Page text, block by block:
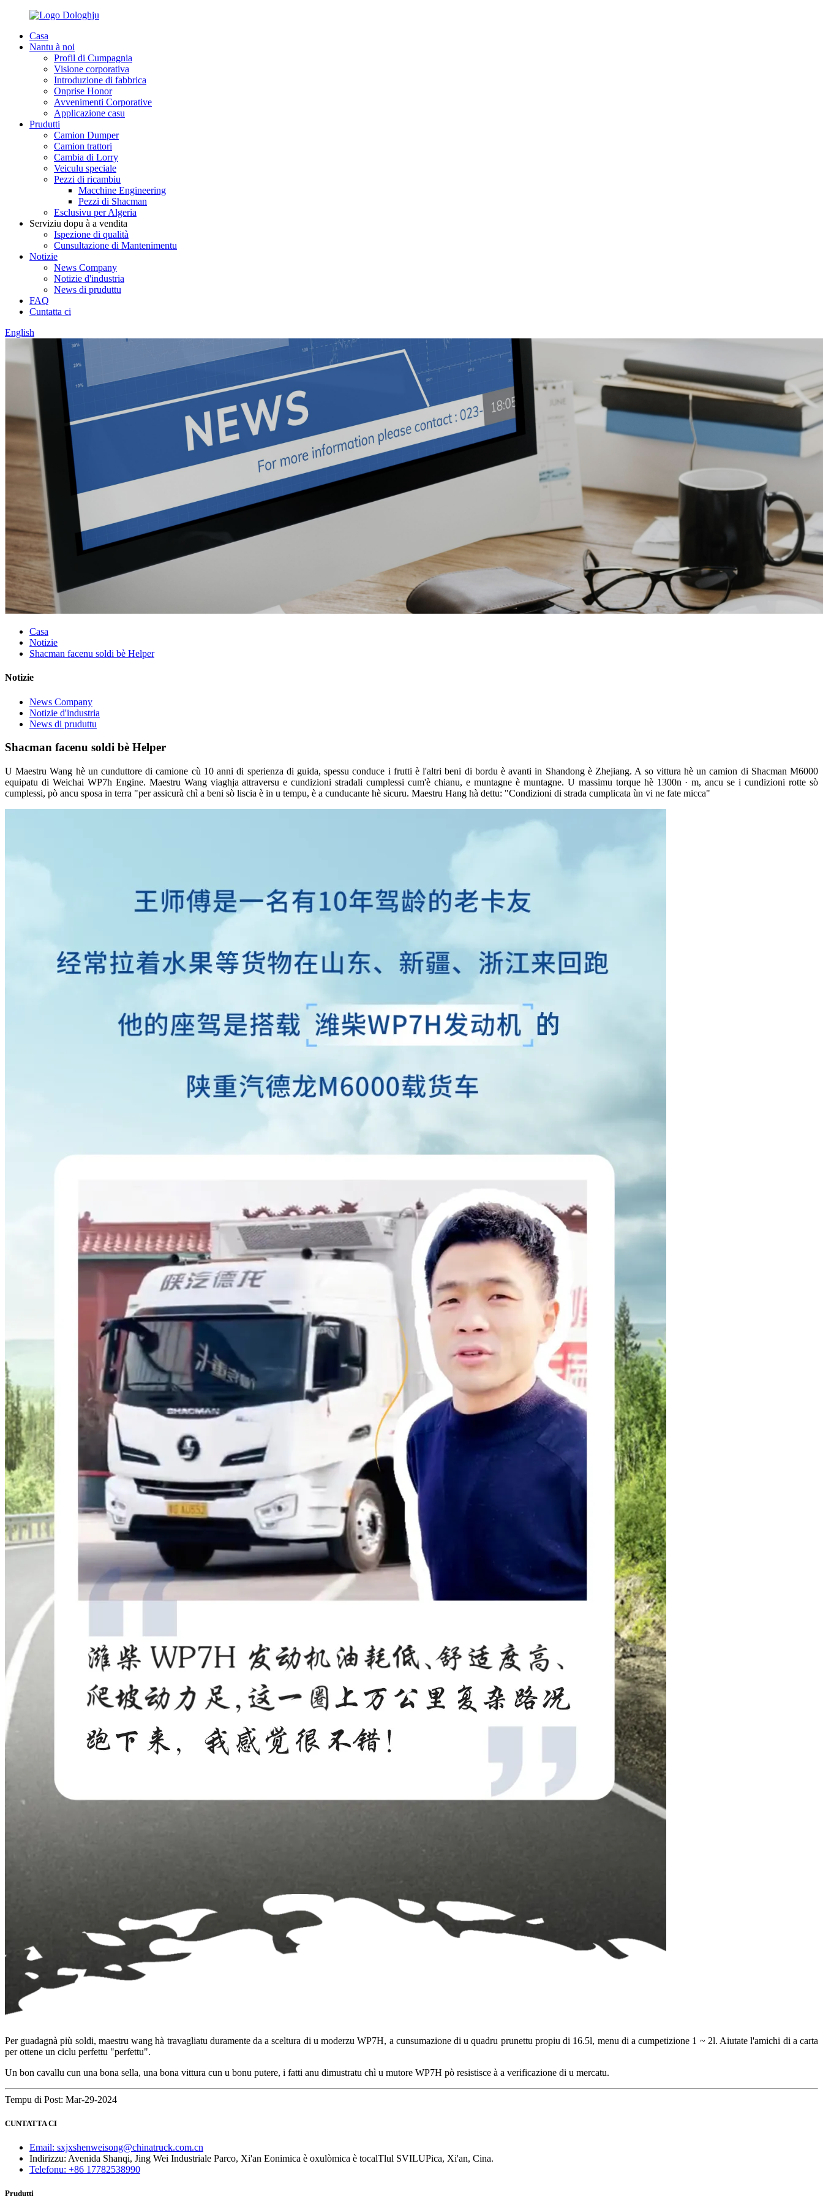
Casa
Nantu à noi
Profil di Cumpagnia
Visione corporativa
Introduzione di fabbrica
Onprise Honor
Avvenimenti Corporative
Applicazione casu
Prudutti
Camion Dumper
Camion trattori
Cambia di Lorry
Veiculu speciale
Pezzi di ricambiu
Macchine Engineering
Pezzi di Shacman
Esclusivu per Algeria
Serviziu dopu à a vendita
Ispezione di qualità
Cunsultazione di Mantenimentu
Notizie
News Company
Notizie d'industria
News di pruduttu
FAQ
Cuntatta ci
English
Casa
Notizie
Shacman facenu soldi bè Helper
Notizie
News Company
Notizie d'industria
News di pruduttu
Shacman facenu soldi bè Helper
U Maestru Wang hè un cunduttore di camione cù 10 anni di sperienza di guida, spessu conduce i frutti è l'altri beni di bordu è avanti in Shandong è Zhejiang. A so vittura hè un camion di Shacman M6000
equipatu di Weichai WP7h Engine. Maestru Wang viaghja attraversu e cundizioni stradali cumplessi cum'è chianu, e muntagne è muntagne. U massimu torque hè 1300n · m, ancu se i cundizioni rotte sò
cumplessi, pò ancu sposa in terra "per assicurà chì a beni sò liscia è in u tempu, è a cunducante hè sicuru. Maestru Hang hà dettu: "Condizioni di strada cumplicata ùn vi ne fate micca"
Per guadagnà più soldi, maestru wang hà travagliatu duramente da a sceltura di u moderzu WP7H, a cunsumazione di u quadru prunettu propiu di 16.5l, menu di a cumpetizione 1 ~ 2l. Aiutate l'amichi di a carta
per ottene un ciclu perfettu "perfettu".
Un bon cavallu cun una bona sella, una bona vittura cun u bonu putere, i fatti anu dimustratu chì u mutore WP7H pò resistisce à a verificazione di u mercatu.
Tempu di Post: Mar-29-2024
CUNTATTA CI
Email: sxjxshenweisong@chinatruck.com.cn
Indirizzu: Avenida Shanqi, Jing Wei Industriale Parco, Xi'an Eonimica è oxulòmica è tocalTlul SVILUPica, Xi'an, Cina.
Telefonu: +86 17782538990
Prudutti